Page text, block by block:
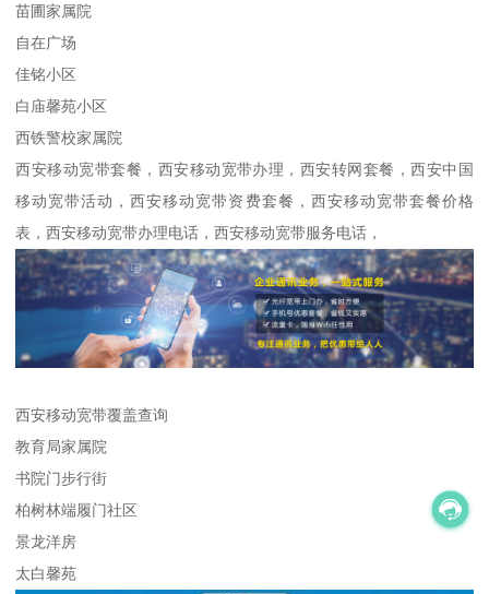
苗圃家属院
自在广场
佳铭小区
白庙馨苑小区
西铁警校家属院
西安移动宽带套餐，西安移动宽带办理，西安转网套餐，西安中国
移动宽带活动，西安移动宽带资费套餐，西安移动宽带套餐价格
表，西安移动宽带办理电话，西安移动宽带服务电话，
西安移动宽带覆盖查询
教育局家属院
书院门步行街
柏树林端履门社区
景龙洋房
太白馨苑